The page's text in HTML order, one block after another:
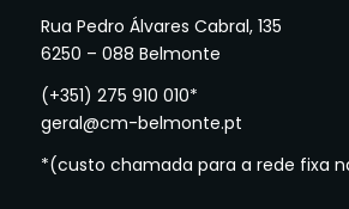
Rua Pedro Álvares Cabral, 135
6250 – 088 Belmonte
(+351) 275 910 010*
geral@cm-belmonte.pt
*(custo chamada para a rede fixa